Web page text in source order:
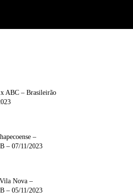
ABC – Brasileirão
–
– 07/11/2023
Nova –
– 05/11/2023